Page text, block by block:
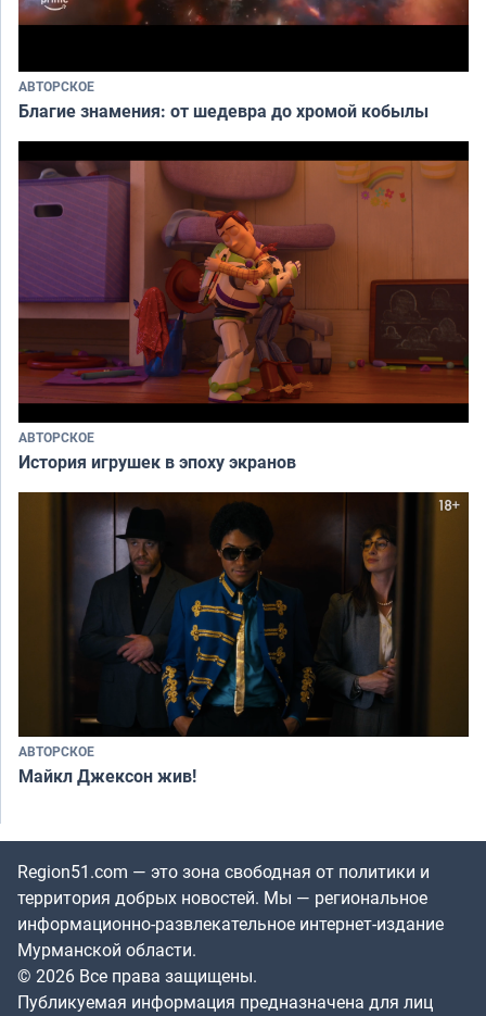
АВТОРСКОЕ
Благие знамения: от шедевра до хромой кобылы
АВТОРСКОЕ
История игрушек в эпоху экранов
АВТОРСКОЕ
Майкл Джексон жив!
Region51.com — это зона свободная от политики и
территория добрых новостей. Мы — региональное
информационно-развлекательное интернет-издание
Мурманской области.
© 2026 Все права защищены.
Публикуемая информация предназначена для лиц